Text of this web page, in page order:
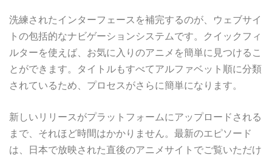
洗練されたインターフェースを補完するのが、ウェブサイ
トの包括的なナビゲーションシステムです。クイックフィ
ルターを使えば、お気に入りのアニメを簡単に見つけるこ
とができます。タイトルもすべてアルファベット順に分類
されているため、プロセスがさらに簡単になります。
新しいリリースがプラットフォームにアップロードされる
まで、それほど時間はかかりません。最新のエピソード
は、日本で放映された直後のアニメサイトでご覧いただけ